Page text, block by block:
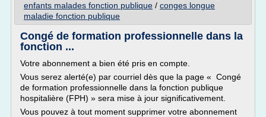
enfants malades fonction publique / conges longue
maladie fonction publique
Congé de formation professionnelle dans la
fonction ...
Votre abonnement a bien été pris en compte.
Vous serez alerté(e) par courriel dès que la page « Congé
de formation professionnelle dans la fonction publique
hospitalière (FPH) » sera mise à jour significativement.
Vous pouvez à tout moment supprimer votre abonnement